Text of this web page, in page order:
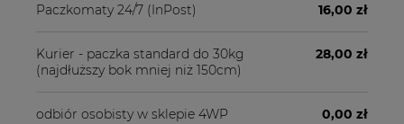
Paczkomaty 24/7 (InPost) 16,00 zł
Kurier - paczka standard do 30kg
(najdłuższy bok mniej niż 150cm)
28,00 zł
odbiór osobisty w sklepie 4WP 0,00 zł